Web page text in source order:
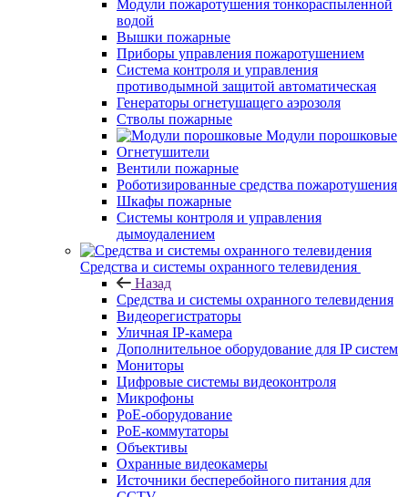
Модули пожаротушения тонкораспыленной
водой
Вышки пожарные
Приборы управления пожаротушением
Система контроля и управления
противодымной защитой автоматическая
Генераторы огнетушащего аэрозоля
Стволы пожарные
Модули порошковые
Огнетушители
Вентили пожарные
Роботизированные средства пожаротушения
Шкафы пожарные
Системы контроля и управления
дымоудалением
Средства и системы охранного телевидения
Назад
Средства и системы охранного телевидения
Видеорегистраторы
Уличная IP-камера
Дополнительное оборудование для IP систем
Мониторы
Цифровые системы видеоконтроля
Микрофоны
PoE-оборудование
PoE-коммутаторы
Объективы
Охранные видеокамеры
Источники бесперебойного питания для